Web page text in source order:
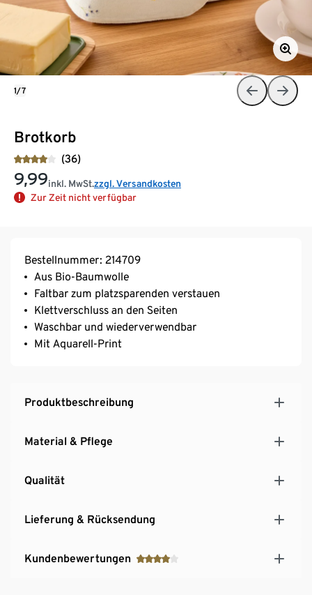
Brotkorb
(36)
9,99inkl. MwSt.zzgl. Versandkosten
Zur Zeit nicht verfügbar
1/7
Bestellnummer: 214709
Aus Bio-Baumwolle
Faltbar zum platzsparenden verstauen
Klettverschluss an den Seiten
Waschbar und wiederverwendbar
Mit Aquarell-Print
Produktbeschreibung
Material & Pflege
Qualität
Lieferung & Rücksendung
Kundenbewertungen